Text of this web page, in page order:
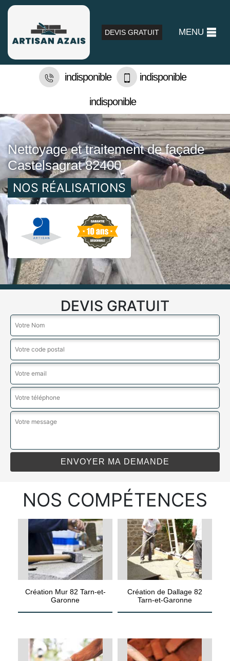
DEVIS GRATUIT MENU
indisponible indisponible
indisponible
Nettoyage et traitement de façade
Castelsagrat 82400
NOS RÉALISATIONS
DEVIS GRATUIT
NOS COMPÉTENCES
Création Mur 82 Tarn-et-
Garonne
Création de Dallage 82
Tarn-et-Garonne